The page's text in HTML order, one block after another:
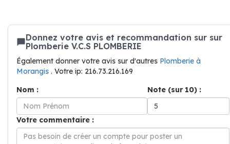
Donnez votre avis et recommandation sur sur
Plomberie V.C.S PLOMBERIE
Également donner votre avis sur d'autres Plomberie à
Morangis . Votre ip: 216.73.216.169
Nom :
Note (sur 10) :
Votre commentaire :